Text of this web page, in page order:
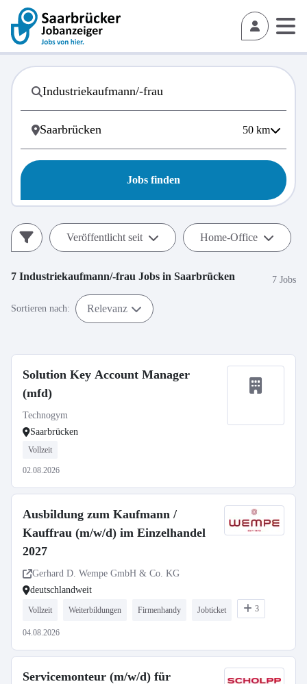
50 km
Jobs finden
Veröffentlicht seit Home-Office
7 Industriekaufmann/-frau Jobs in Saarbrücken 7 Jobs
Sortieren nach: Relevanz
Solution Key Account Manager
(mfd)
Technogym
Saarbrücken
Vollzeit
02.08.2026
Ausbildung zum Kaufmann /
Kauffrau (m/w/d) im Einzelhandel
2027
Gerhard D. Wempe GmbH & Co. KG
deutschlandweit
Vollzeit Weiterbildungen Firmenhandy Jobticket 3
04.08.2026
Servicemonteur (m/w/d) für